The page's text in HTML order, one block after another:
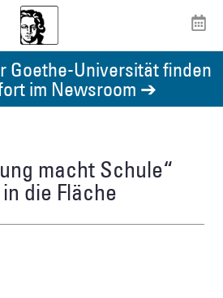
Goethe-Universität finden
im Newsroom ➔
macht Schule“
die Fläche